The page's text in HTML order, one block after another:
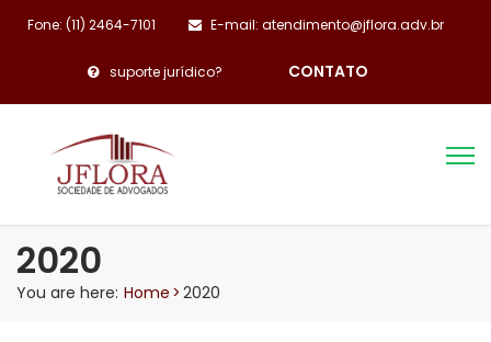
Fone: (11) 2464-7101 E-mail: atendimento@jflora.adv.br
suporte jurídico? CONTATO
2020
You are here: Home >2020